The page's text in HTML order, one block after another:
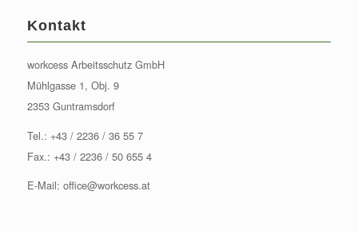
Kontakt
workcess Arbeitsschutz GmbH
Mühlgasse 1, Obj. 9
2353 Guntramsdorf
Tel.: +43 / 2236 / 36 55 7
Fax.: +43 / 2236 / 50 655 4
E-Mail: office@workcess.at